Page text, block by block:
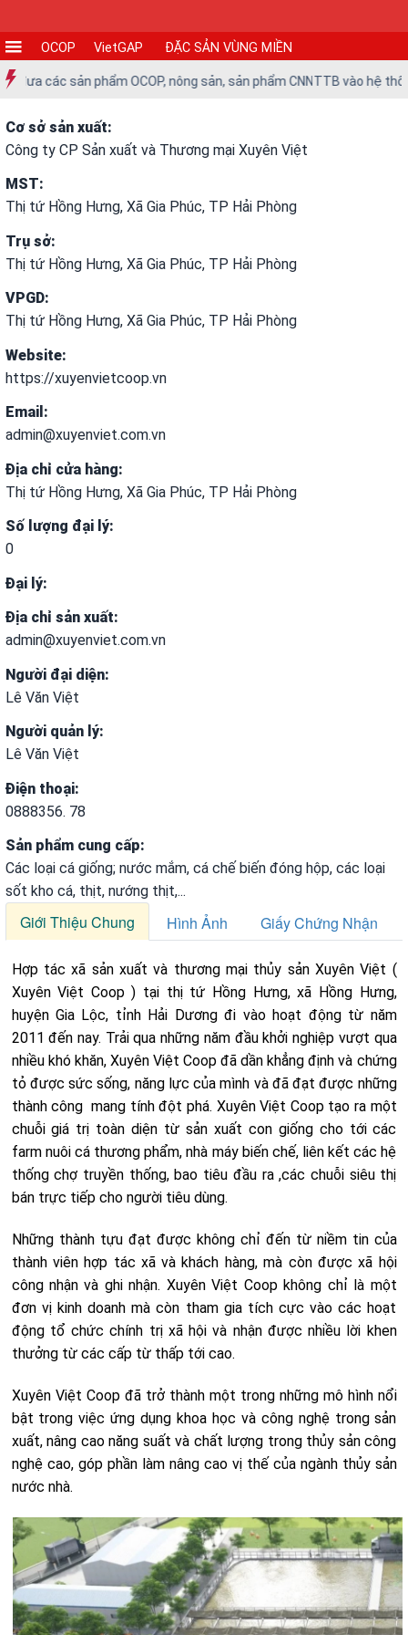
CƠ
SẢN
TIN
TỨC
-
SỰ
KIỆN
Tin
tức
Tin
khuyến
mãi
THÔNG
TIN
FTA
ĐỒ
MUA
SẮM
CHÍNH
BÁN
HÀNG
DỊCH
QUANH
TA
OCOP VietGAP ĐẶC SẢN VÙNG MIỀN
các sản phẩm OCOP, nông sản, sản phẩm CNNTTB vào hệ
Cơ sở sản xuất:
Công ty CP Sản xuất và Thương mại Xuyên Việt
MST:
Thị tứ Hồng Hưng, Xã Gia Phúc, TP Hải Phòng
Trụ sở:
Thị tứ Hồng Hưng, Xã Gia Phúc, TP Hải Phòng
VPGD:
Thị tứ Hồng Hưng, Xã Gia Phúc, TP Hải Phòng
Website:
https://xuyenvietcoop.vn
Email:
admin@xuyenviet.com.vn
Địa chỉ cửa hàng:
Thị tứ Hồng Hưng, Xã Gia Phúc, TP Hải Phòng
Số lượng đại lý:
0
Đại lý:
Địa chỉ sản xuất:
admin@xuyenviet.com.vn
Người đại diện:
Lê Văn Việt
Người quản lý:
Lê Văn Việt
Điện thoại:
0888356. 78
Sản phẩm cung cấp:
Các loại cá giống; nước mắm, cá chế biến đóng hộp, các loại
sốt kho cá, thịt, nướng thịt,...
Giới Thiệu Chung Hình Ảnh Giấy Chứng Nhận
Hợp tác xã sản xuất và thương mại thủy sản Xuyên Việt (
Xuyên Việt Coop ) tại thị tứ Hồng Hưng, xã Hồng Hưng,
huyện Gia Lộc, tỉnh Hải Dương đi vào hoạt động từ năm
2011 đến nay. Trải qua những năm đầu khởi nghiệp vượt qua
nhiều khó khăn, Xuyên Việt Coop đã dần khẳng định và chứng
tỏ được sức sống, năng lực của mình và đã đạt được những
thành công mang tính đột phá. Xuyên Việt Coop tạo ra một
chuỗi giá trị toàn diện từ sản xuất con giống cho tới các
farm nuôi cá thương phẩm, nhà máy biến chế, liên kết các hệ
thống chợ truyền thống, bao tiêu đầu ra ,các chuỗi siêu thị
bán trực tiếp cho người tiêu dùng.
Những thành tựu đạt được không chỉ đến từ niềm tin của
thành viên hợp tác xã và khách hàng, mà còn được xã hội
công nhận và ghi nhận. Xuyên Việt Coop không chỉ là một
đơn vị kinh doanh mà còn tham gia tích cực vào các hoạt
động tổ chức chính trị xã hội và nhận được nhiều lời khen
thưởng từ các cấp từ thấp tới cao.
Xuyên Việt Coop đã trở thành một trong những mô hình nổi
bật trong việc ứng dụng khoa học và công nghệ trong sản
xuất, nâng cao năng suất và chất lượng trong thủy sản công
nghệ cao, góp phần làm nâng cao vị thế của ngành thủy sản
nước nhà.